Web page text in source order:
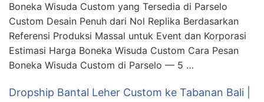
Boneka Wisuda Custom yang Tersedia di Parselo
Custom Desain Penuh dari Nol Replika Berdasarkan
Referensi Produksi Massal untuk Event dan Korporasi
Estimasi Harga Boneka Wisuda Custom Cara Pesan
Boneka Wisuda Custom di Parselo — 5 …
Dropship Bantal Leher Custom ke Tabanan Bali |